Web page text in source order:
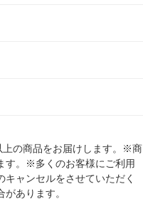
上の商品をお届けします。※商
す。※多くのお客様にご利用
ャンセルをさせていただく
あります。